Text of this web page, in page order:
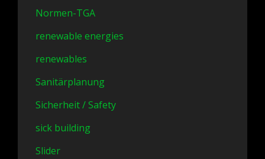
Normen-TGA
renewable energies
renewables
Sanitärplanung
Sicherheit / Safety
sick building
Slider